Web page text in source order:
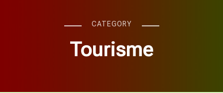
CATEGORY
Tourisme